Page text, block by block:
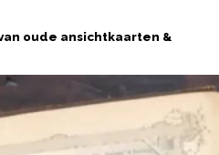
oude ansichtkaarten &